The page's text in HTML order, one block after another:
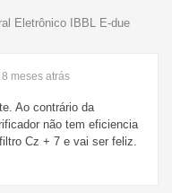
Eletrônico IBBL E-due
8 meses atrás
Ao contrário da
não tem eficiencia
Cz + 7 e vai ser feliz.